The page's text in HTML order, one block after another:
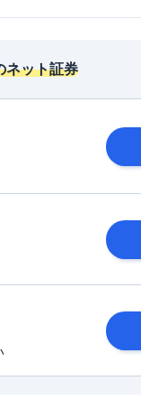
ネット証券